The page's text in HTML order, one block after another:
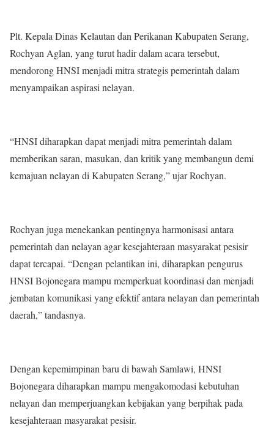
Plt. Kepala Dinas Kelautan dan Perikanan Kabupaten Serang,
Rochyan Aglan, yang turut hadir dalam acara tersebut,
mendorong HNSI menjadi mitra strategis pemerintah dalam
menyampaikan aspirasi nelayan.
“HNSI diharapkan dapat menjadi mitra pemerintah dalam
memberikan saran, masukan, dan kritik yang membangun demi
kemajuan nelayan di Kabupaten Serang,” ujar Rochyan.
Rochyan juga menekankan pentingnya harmonisasi antara
pemerintah dan nelayan agar kesejahteraan masyarakat pesisir
dapat tercapai. “Dengan pelantikan ini, diharapkan pengurus
HNSI Bojonegara mampu memperkuat koordinasi dan menjadi
jembatan komunikasi yang efektif antara nelayan dan pemerintah
daerah,” tandasnya.
Dengan kepemimpinan baru di bawah Samlawi, HNSI
Bojonegara diharapkan mampu mengakomodasi kebutuhan
nelayan dan memperjuangkan kebijakan yang berpihak pada
kesejahteraan masyarakat pesisir.